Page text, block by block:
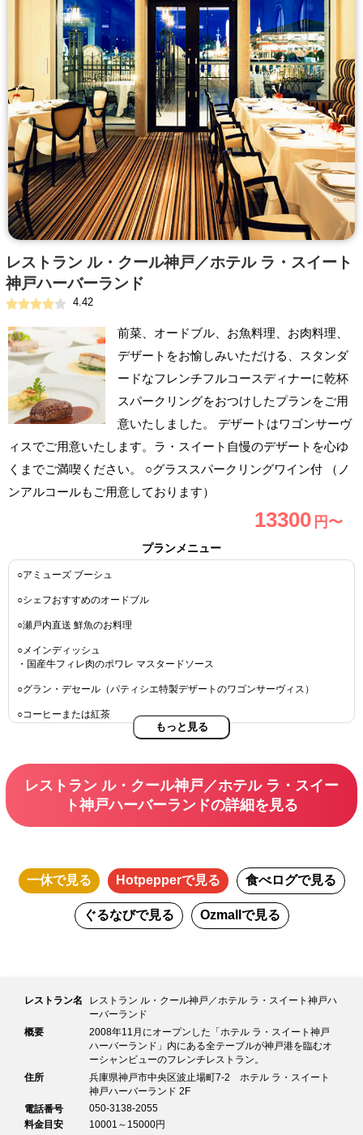
レストラン ル・クール神戸／ホテル ラ・スイート
神戸ハーバーランド
4.42
前菜、オードブル、お魚料理、お肉料理、
デザートをお愉しみいただける、スタンダ
ードなフレンチフルコースディナーに乾杯
スパークリングをおつけしたプランをご用
意いたしました。 デザートはワゴンサーヴ
ィスでご用意いたします。ラ・スイート自慢のデザートを心ゆ
くまでご満喫ください。 ○グラススパークリングワイン付 （ノ
ンアルコールもご用意しております）
13300 円〜
プランメニュー
○アミューズ ブーシュ
○シェフおすすめのオードブル
○瀬戸内直送 鮮魚のお料理
○メインディッシュ
・国産牛フィレ肉のポワレ マスタードソース
○グラン・デセール（パティシエ特製デザートのワゴンサーヴィス）
○コーヒーまたは紅茶
もっと見る
レストラン ル・クール神戸／ホテル ラ・スイー
ト神戸ハーバーランドの詳細を見る
一休で見る Hotpepperで見る 食べログで見る
ぐるなびで見る Ozmall で見る
レストラン名
レストラン ル・クール神戸／ホテル ラ・スイート神戸ハ
ーバーランド
概要
2008年11月にオープンした「ホテル ラ・スイート神戸
ハーバーランド」内にある全テーブルが神戸港を臨むオ
ーシャンビューのフレンチレストラン。
住所
兵庫県神戸市中央区波止場町7-2 ホテル ラ・スイート
神戸ハーバーランド 2F
電話番号
050-3138-2055
料金目安
10001～15000円